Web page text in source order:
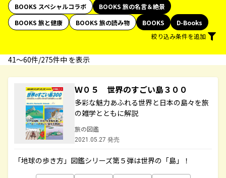
BOOKS スペシャルコラボ
BOOKS 旅の名言＆絶景
BOOKS 旅と健康
BOOKS 旅の読み物 BOOKS
D-Books
絞り込み条件を追加
41〜60件/275件中 を表示
Ｗ０５ 世界のすごい島３００
多彩な魅力あふれる世界と日本の島々を旅
の雑学とともに解説
旅の図鑑
2021.05.27 発売
「地球の歩き方」図鑑シリーズ第５弾は世界の「島」！